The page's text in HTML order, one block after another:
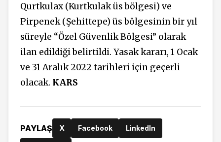
Qurtkulax (Kurtkulak üs bölgesi) ve
Pirpenek (Şehittepe) üs bölgesinin bir yıl
süreyle “Özel Güvenlik Bölgesi” olarak
ilan edildiği belirtildi. Yasak kararı, 1 Ocak
ve 31 Aralık 2022 tarihleri için geçerli
olacak. KARS
PAYLAŞ X Facebook LinkedIn